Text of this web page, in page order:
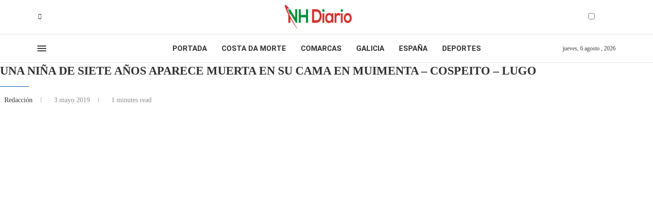
PORTADA COSTA DA MORTE COMARCAS GALICIA ESPAÑA DEPORTES jueves, 6 agosto , 2026
UNA NIÑA DE SIETE AÑOS APARECE MUERTA EN SU CAMA EN MUIMENTA – COSPEITO – LUGO
Redacción 3 mayo 2019 1 minutes read